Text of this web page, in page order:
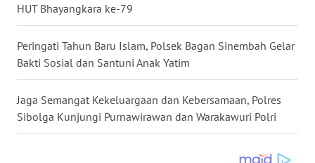
HUT Bhayangkara ke-79
Peringati Tahun Baru Islam, Polsek Bagan Sinembah Gelar
Bakti Sosial dan Santuni Anak Yatim
Jaga Semangat Kekeluargaan dan Kebersamaan, Polres
Sibolga Kunjungi Purnawirawan dan Warakawuri Polri
WN
WN
WN DELI